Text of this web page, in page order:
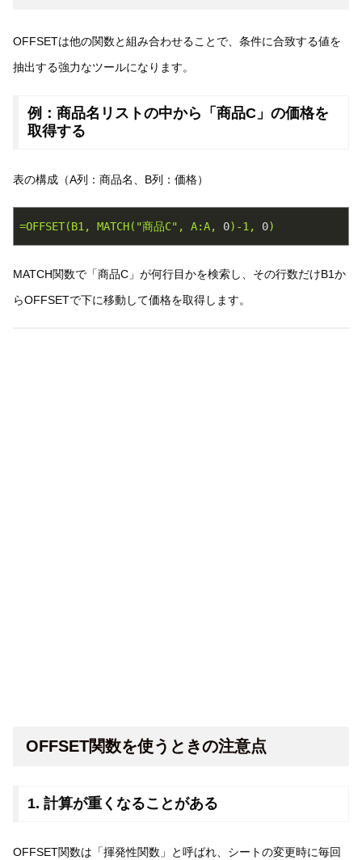
OFFSETは他の関数と組み合わせることで、条件に合致する値を
抽出する強力なツールになります。
例：商品名リストの中から「商品C」の価格を
取得する
表の構成（A列：商品名、B列：価格）
=OFFSET(B1, MATCH("商品C", A:A, 0)-1, 0)
MATCH関数で「商品C」が何行目かを検索し、その行数だけB1か
らOFFSETで下に移動して価格を取得します。
OFFSET関数を使うときの注意点
1. 計算が重くなることがある
OFFSET関数は「揮発性関数」と呼ばれ、シートの変更時に毎回